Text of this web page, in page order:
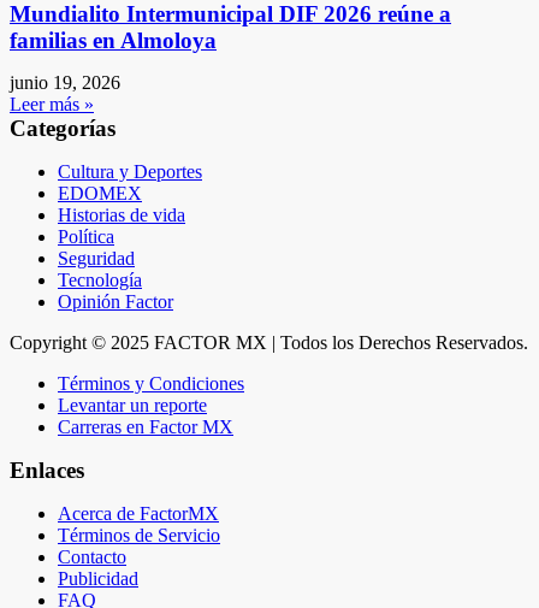
Mundialito Intermunicipal DIF 2026 reúne a
familias en Almoloya
junio 19, 2026
Leer más »
Categorías
Cultura y Deportes
EDOMEX
Historias de vida
Política
Seguridad
Tecnología
Opinión Factor
Copyright © 2025 FACTOR MX | Todos los Derechos Reservados.
Términos y Condiciones
Levantar un reporte
Carreras en Factor MX
Enlaces
Acerca de FactorMX
Términos de Servicio
Contacto
Publicidad
FAQ